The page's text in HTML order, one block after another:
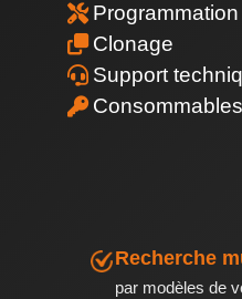
Programmation
Clonage
Support
Consommables
Recherche
par modèles de